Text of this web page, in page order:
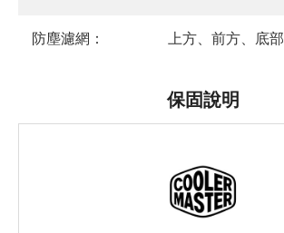
防塵濾網： 上方、前方、底部
保固說明